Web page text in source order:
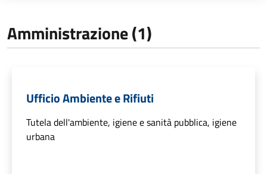
Amministrazione (1)
Ufficio Ambiente e Rifiuti
Tutela dell'ambiente, igiene e sanità pubblica, igiene
urbana